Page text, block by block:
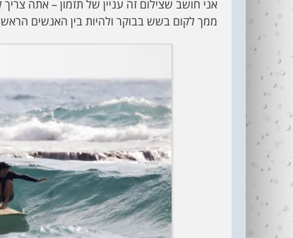
אני חושב שצילום זה עניין של תזמון – אתה
ממך לקום בשש בבוקר ולהיות בין האנשים